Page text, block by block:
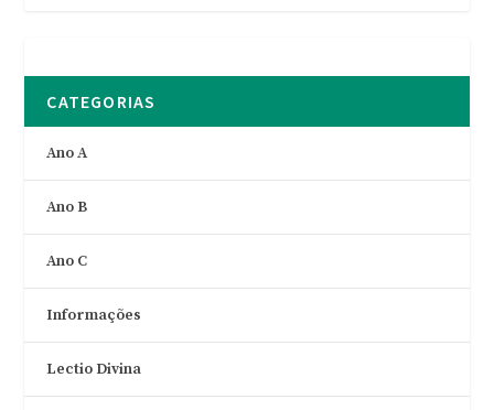
CATEGORIAS
Ano A
Ano B
Ano C
Informações
Lectio Divina